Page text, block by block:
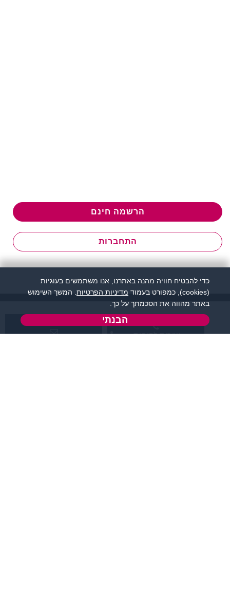
הרשמה חינם
התחברות
שירות לקוחות:
כדי להבטיח חוויה מהנה באתרנו, אנו משתמשים בעוגיות
(cookies), כמפורט בעמוד
מדיניות הפרטיות . המשך השימוש
באתר מהווה את הסכמתך על כך.
הבנתי